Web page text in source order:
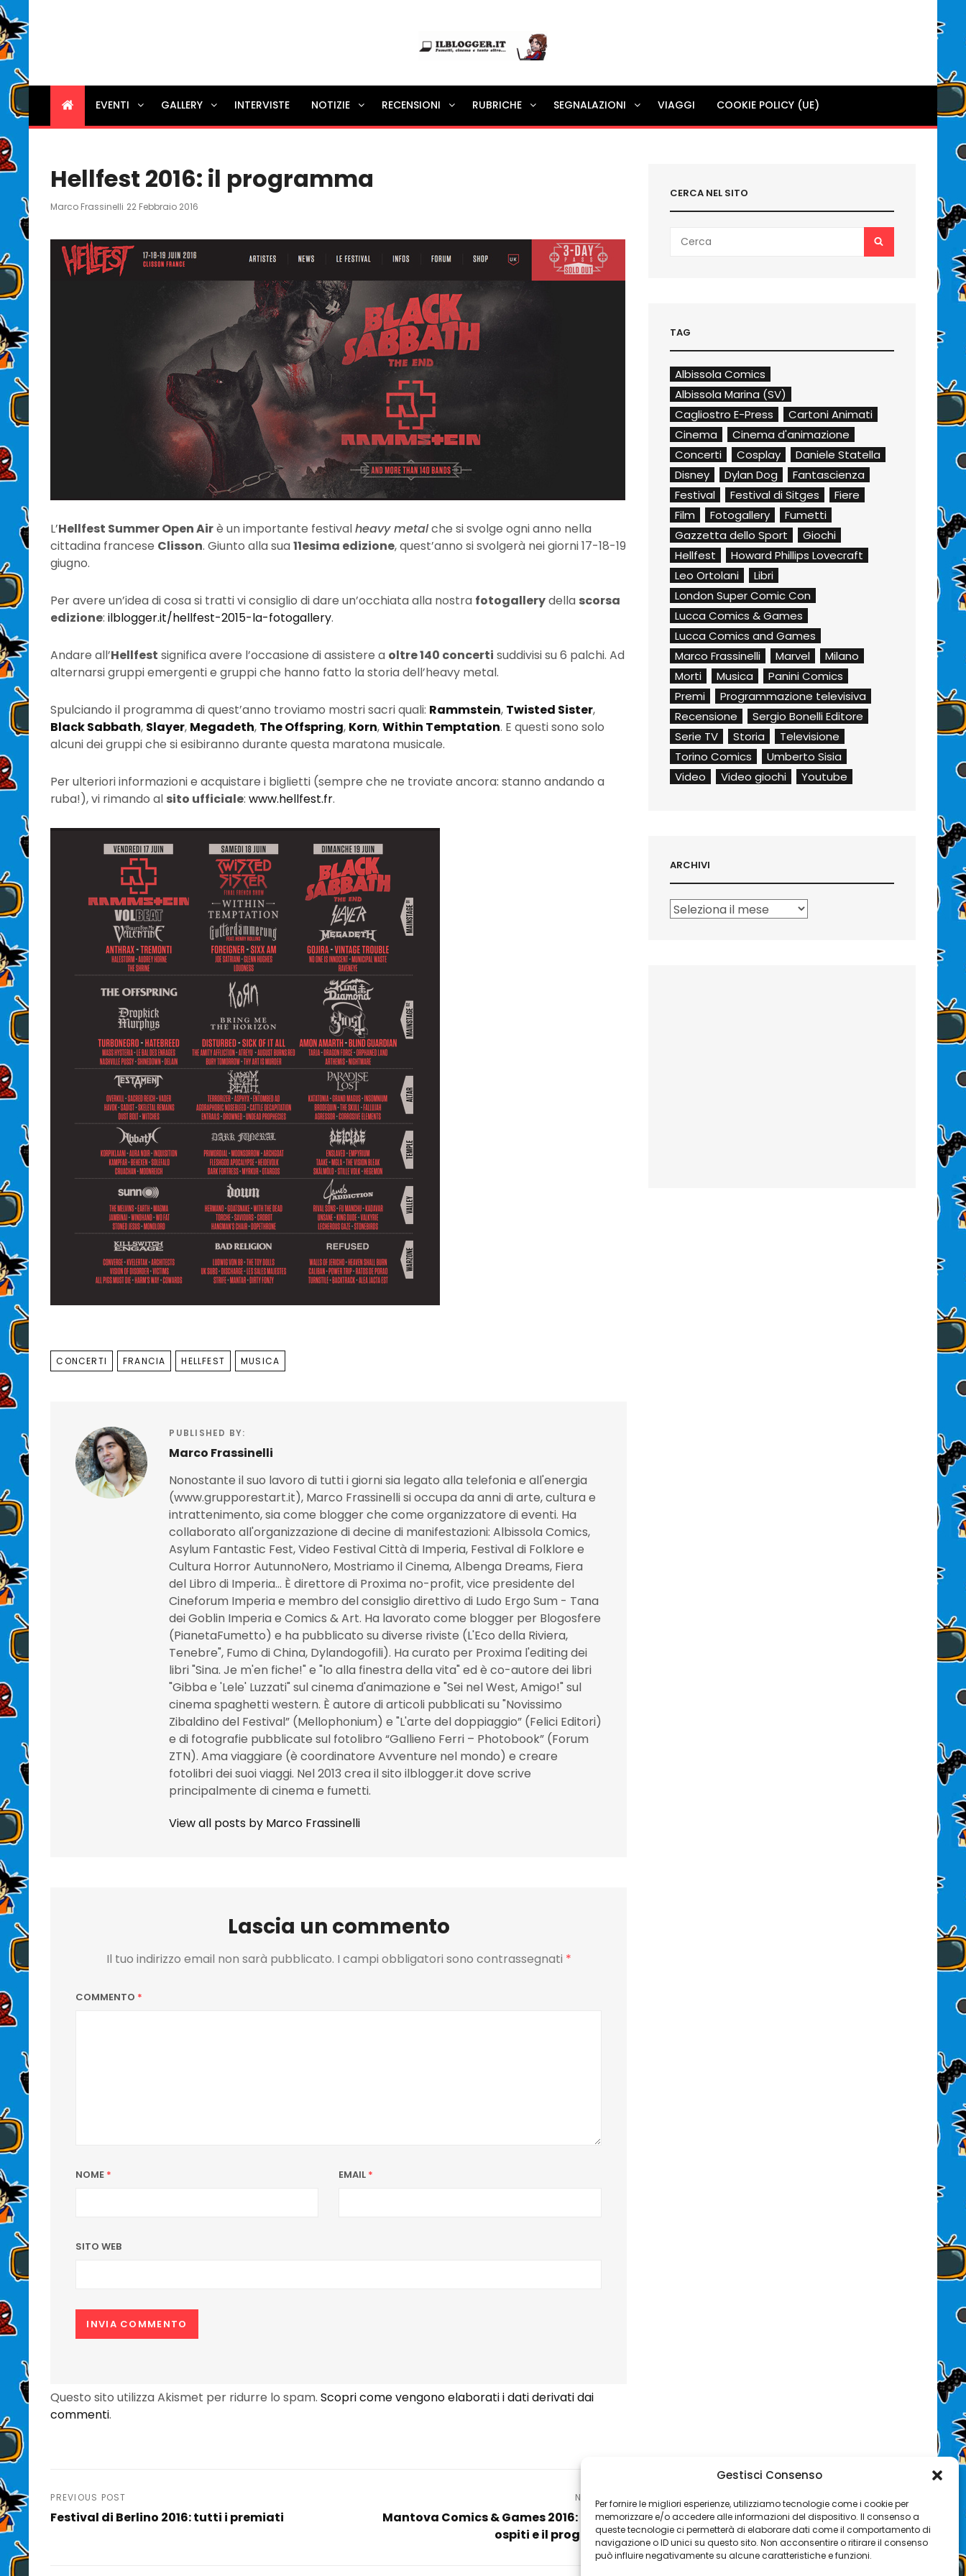
Gestisci Consenso
Per fornire le migliori esperienze, utilizziamo tecnologie come i cookie per
memorizzare e/o accedere alle informazioni del dispositivo. Il consenso a
queste tecnologie ci permetterà di elaborare dati come il comportamento di
navigazione o ID unici su questo sito. Non acconsentire o ritirare il consenso
può influire negativamente su alcune caratteristiche e funzioni.
Ilblogger.it
Il portalino di blog |
EVENTI GALLERY INTERVISTE NOTIZIE RECENSIONI RUBRICHE SEGNALAZIONI VIAGGI COOKIE POLICY (UE)
Hellfest 2016: il programma
Marco Frassinelli Posted
22 Febbraio 2016
L’Hellfest Summer Open Airè un importante festivalheavy metalche si svolge ogni anno nella
cittadina francese Clisson. Giunto alla sua11esima edizione, quest’anno si svolgerà nei giorni 17-18-19
giugno.
Per avere un’idea di cosa si tratti vi consiglio di dare un’occhiata alla nostra fotogallerydella scorsa
edizione:ilblogger.it/hellfest-2015-la-fotogallery.
Andare all’Hellfest significa avere l’occasione di assistere a oltre 140 concerti suddivisi su 6 palchi. Ad
alternarsi gruppi emergenti e gruppi che hanno fatto la storia dell’heavy metal.
Spulciando il programma di quest’anno troviamo mostri sacri quali: Rammstein, Twisted Sister,
Black Sabbath, Slayer, Megadeth, The Offspring, Korn,Within Temptation. E questi sono solo
alcuni dei gruppi che si esibiranno durante questa maratona musicale.
Per ulteriori informazioni e acquistare i biglietti (sempre che ne troviate ancora: stanno andando a
ruba!), vi rimando al sito ufficiale:www.hellfest.fr.
TAGS
CONCERTI FRANCIA HELLFEST MUSICA
PUBLISHED BY:
Marco Frassinelli
Nonostante il suo lavoro di tutti i giorni sia legato alla telefonia e all'energia
(www.grupporestart.it), Marco Frassinelli si occupa da anni di arte, cultura e
intrattenimento, sia come blogger che come organizzatore di eventi. Ha
collaborato all'organizzazione di decine di manifestazioni: Albissola Comics,
Asylum Fantastic Fest, Video Festival Città di Imperia, Festival di Folklore e
Cultura Horror AutunnoNero, Mostriamo il Cinema, Albenga Dreams, Fiera
del Libro di Imperia... È direttore di Proxima no-profit, vice presidente del
Cineforum Imperia e membro del consiglio direttivo di Ludo Ergo Sum - Tana
dei Goblin Imperia e Comics & Art. Ha lavorato come blogger per Blogosfere
(PianetaFumetto) e ha pubblicato su diverse riviste (L'Eco della Riviera,
Tenebre", Fumo di China, Dylandogofili). Ha curato per Proxima l'editing dei
libri "Sina. Je m'en fiche!" e "Io alla finestra della vita" ed è co-autore dei libri
"Gibba e 'Lele' Luzzati" sul cinema d'animazione e "Sei nel West, Amigo!" sul
cinema spaghetti western. È autore di articoli pubblicati su "Novissimo
Zibaldino del Festival” (Mellophonium) e "L'arte del doppiaggio” (Felici Editori)
e di fotografie pubblicate sul fotolibro “Gallieno Ferri – Photobook” (Forum
ZTN). Ama viaggiare (è coordinatore Avventure nel mondo) e creare
fotolibri dei suoi viaggi. Nel 2013 crea il sito ilblogger.it dove scrive
principalmente di cinema e fumetti.
View all posts by Marco Frassinelli
Lascia un commento
Il tuo indirizzo email non sarà pubblicato. I campi obbligatori sono contrassegnati *
COMMENTO *
NOME * EMAIL *
SITO WEB
Questo sito utilizza Akismet per ridurre lo spam.Scopri come vengono elaborati i dati derivati dai
commenti.
Navigazione
PREVIOUS POST
Festival di Berlino 2016: tutti i premiati
NEXT POST
Mantova Comics & Games 2016: tutti gli
ospiti e il programma
CERCA NEL SITO
for:
TAG
Albissola Comics
Albissola Marina (SV)
Cagliostro E-Press
Cartoni Animati
Cinema
Cinema d'animazione
Concerti
Cosplay
Daniele Statella
Disney
Dylan Dog
Fantascienza
Festival
Festival di Sitges
Fiere
Film
Fotogallery
Fumetti
Gazzetta dello Sport
Giochi
Hellfest
Howard Phillips Lovecraft
Leo Ortolani
Libri
London Super Comic Con
Lucca Comics & Games
Lucca Comics and Games
Marco Frassinelli
Marvel
Milano
Morti
Musica
Panini Comics
Premi
Programmazione televisiva
Recensione
Sergio Bonelli Editore
Serie TV
Storia
Televisione
Torino Comics
Umberto Sisia
Video
Video giochi Youtube
ARCHIVI
Archivi